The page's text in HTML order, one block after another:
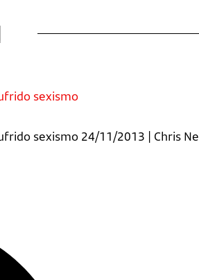
sexismo
sexismo 24/11/2013 | Chris